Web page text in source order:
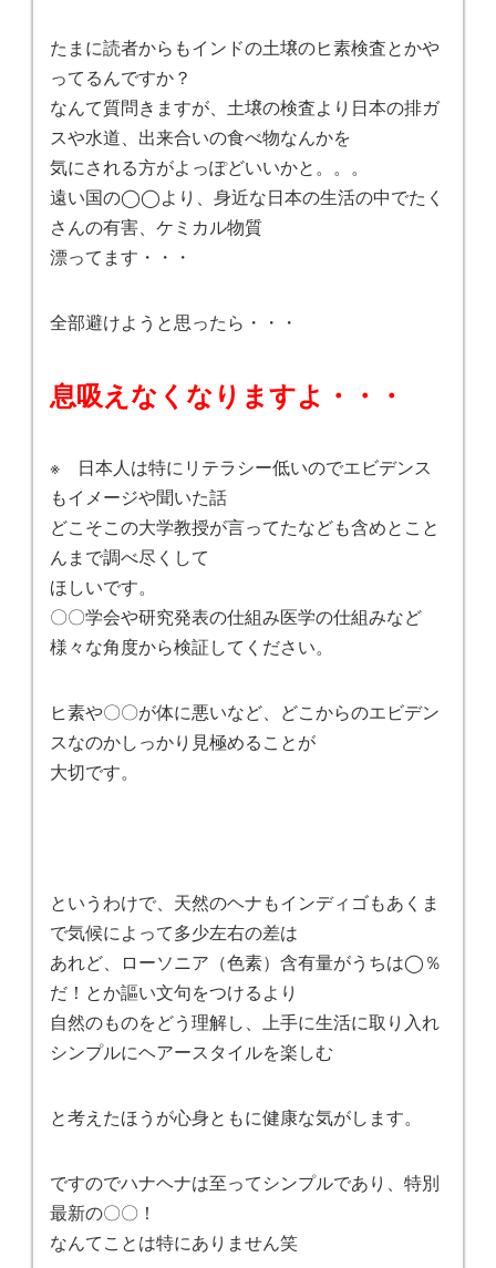
たまに読者からもインドの土壌のヒ素検査とかや
ってるんですか？
なんて質問きますが、土壌の検査より日本の排ガ
スや水道、出来合いの食べ物なんかを
気にされる方がよっぽどいいかと。。。
遠い国の◯◯より、身近な日本の生活の中でたく
さんの有害、ケミカル物質
漂ってます・・・
全部避けようと思ったら・・・
息吸えなくなりますよ・・・
※ 日本人は特にリテラシー低いのでエビデンス
もイメージや聞いた話
どこそこの大学教授が言ってたなども含めとこと
んまで調べ尽くして
ほしいです。
〇〇学会や研究発表の仕組み医学の仕組みなど
様々な角度から検証してください。
ヒ素や〇〇が体に悪いなど、どこからのエビデン
スなのかしっかり見極めることが
大切です。
というわけで、天然のヘナもインディゴもあくま
で気候によって多少左右の差は
あれど、ローソニア（色素）含有量がうちは◯％
だ！とか謳い文句をつけるより
自然のものをどう理解し、上手に生活に取り入れ
シンプルにヘアースタイルを楽しむ
と考えたほうが心身ともに健康な気がします。
ですのでハナヘナは至ってシンプルであり、特別
最新の〇〇！
なんてことは特にありません笑